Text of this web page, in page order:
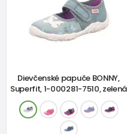
Dievčenské papuče BONNY,
Superfit, 1-000281-7510, zelená